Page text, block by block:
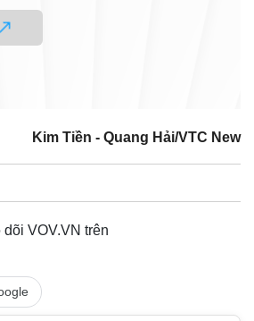
Kim Tiền - Quang Hải/VTC New
VOV.VN trên